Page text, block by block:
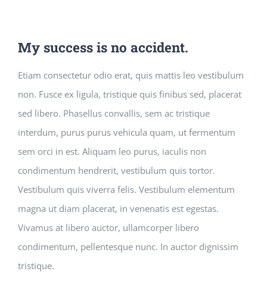
My success is no accident.
Etiam consectetur odio erat, quis mattis leo vestibulum
non. Fusce ex ligula, tristique quis finibus sed, placerat
sed libero. Phasellus convallis, sem ac tristique
interdum, purus purus vehicula quam, ut fermentum
sem orci in est. Aliquam leo purus, iaculis non
condimentum hendrerit, vestibulum quis tortor.
Vestibulum quis viverra felis. Vestibulum elementum
magna ut diam placerat, in venenatis est egestas.
Vivamus at libero auctor, ullamcorper libero
condimentum, pellentesque nunc. In auctor dignissim
tristique.